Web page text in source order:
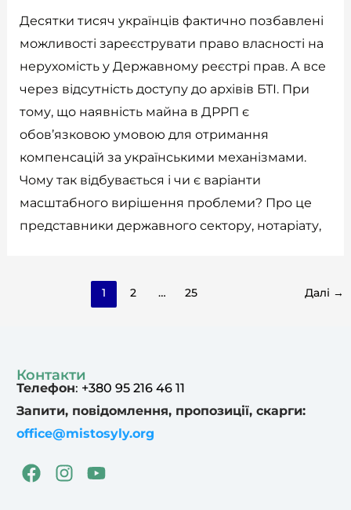
Десятки тисяч українців фактично позбавлені
можливості зареєструвати право власності на
нерухомість у Державному реєстрі прав. А все
через відсутність доступу до архівів БТІ. При
тому, що наявність майна в ДРРП є
обов’язковою умовою для отримання
компенсацій за українськими механізмами.
Чому так відбувається і чи є варіанти
масштабного вирішення проблеми? Про це
представники державного сектору, нотаріату,
1 2 … 25 Далі →
Контакти
Телефон: +380 95 216 46 11
Запити, повідомлення, пропозиції, скарги:
office@mistosyly.org
F
a
I
n
Y
o